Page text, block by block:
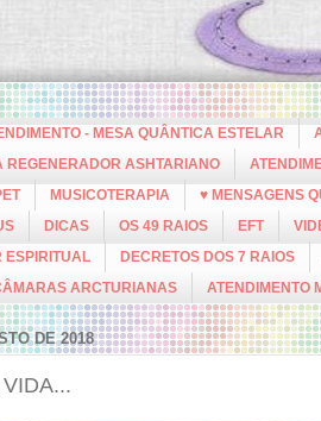
- MESA QUÂNTICA ESTELAR
REGENERADOR ASHTARIANO
MUSICOTERAPIA ♥ MENSAGENS
DICAS OS 49 RAIOS EFT
ESPIRITUAL
DECRETOS DOS 7 RAIOS
ARCTURIANAS ATENDIMENTO
DE 2018